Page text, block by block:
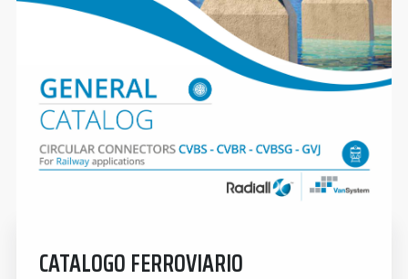
CATALOGO FERROVIARIO